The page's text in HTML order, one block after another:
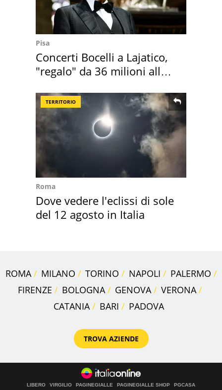
Pisa
Concerti Bocelli a Lajatico,
"regalo" da 36 milioni alla
TERRITORIO
Roma
Dove vedere l'eclissi di sole
del 12 agosto in Italia
ROMA MILANO TORINO NAPOLI
PALERMO
FIRENZE
BOLOGNA GENOVA
VERONA
CATANIA
BARI PADOVA
TROVA AZIENDE
LIBERO VIRGILIO PAGINEGIALLE PAGINEGIALLE SHOP
PGCASA